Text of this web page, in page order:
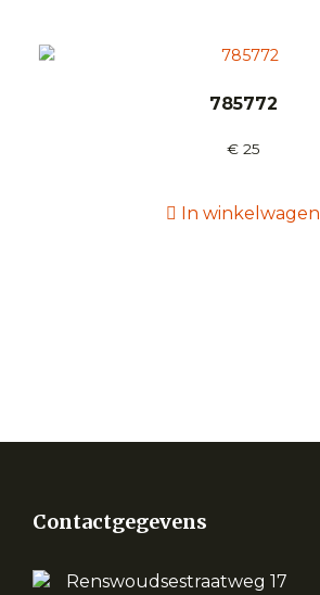
785772
€25
In winkelwagen
Contactgegevens
Renswoudsestraatweg 17